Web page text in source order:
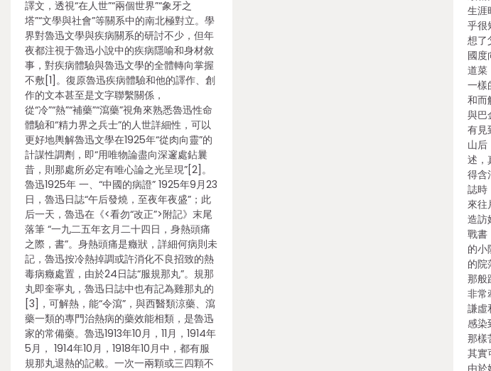
譯文，透視“在人世”“兩個世界”“象牙之
塔”“文學與社會”等關系中的南北極對立。學
界對魯迅文學與疾病關系的研討不少，但年
夜都注視于魯迅小說中的疾病隱喻和身材敘
事，對疾病體驗與魯迅文學的全體轉向掌握
不敷[1]。復原魯迅疾病體驗和他的譯作、創
作的文本甚至是文字聯繫關係，
從“冷”“熱”“補藥”“瀉藥”視角來熟悉魯迅性命
體驗和“精力界之兵士”的人世詳細性，可以
更好地輿解魯迅文學在1925年“從肉向靈”的
計謀性調劑，即“用唯物論盡向深邃處鉆曩
昔，則那處所必定有唯心論之光呈現”[2]。
魯迅1925年 一、“中國的病證” 1925年9月23
日，魯迅日誌“午后發燒，至夜年夜盛”；此
后一天，魯迅在《<看勿“改正”>附記》末尾
落筆 “一九二五年玄月二十四日，身熱頭痛
之際，書”。身熱頭痛是癥狀，詳細何病則未
記，魯迅按冷熱掉調或許消化不良招致的熱
毒病癥處置，由於24日誌“服規那丸”。規那
丸即奎寧丸，魯迅日誌中也有記為雞那丸的
[3]，可解熱，能“令瀉”，與西醫類涼藥、瀉
藥一類的專門治熱病的藥效能相類，是魯迅
家的常備藥。魯迅1913年10月，11月，1914年
5月， 1914年10月，1918年10月中，都有服
規那丸退熱的記載。一次一兩顆或三四顆不
生涯
乎很
想了
國度
道菜
一樣
和而
與巴
有見
山后
述，
得含
誌時
來往
造訪
戰書
的小
的院
那般
非常
謙虛
感染
那樣
其實